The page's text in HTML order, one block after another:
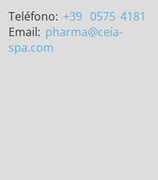
Teléfono: +39 0575 4181
Email: pharma@ceia-
spa.com